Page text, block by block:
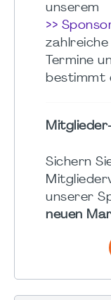
unserem
>>
Termine
bestimmt
Sichern
unserer
neuen